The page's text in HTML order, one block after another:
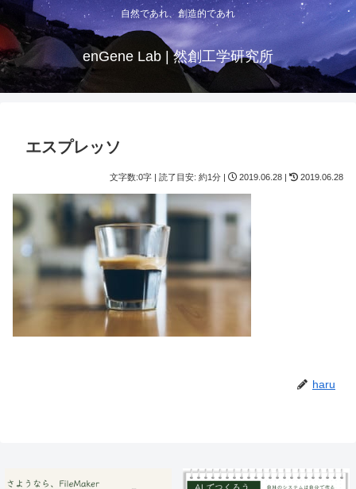
自然であれ、創造的であれ
enGene Lab | 然創工学研究所
エスプレッソ
文字数:0字 | 読了目安: 約1分 | 2019.06.28 | 2019.06.28
haru